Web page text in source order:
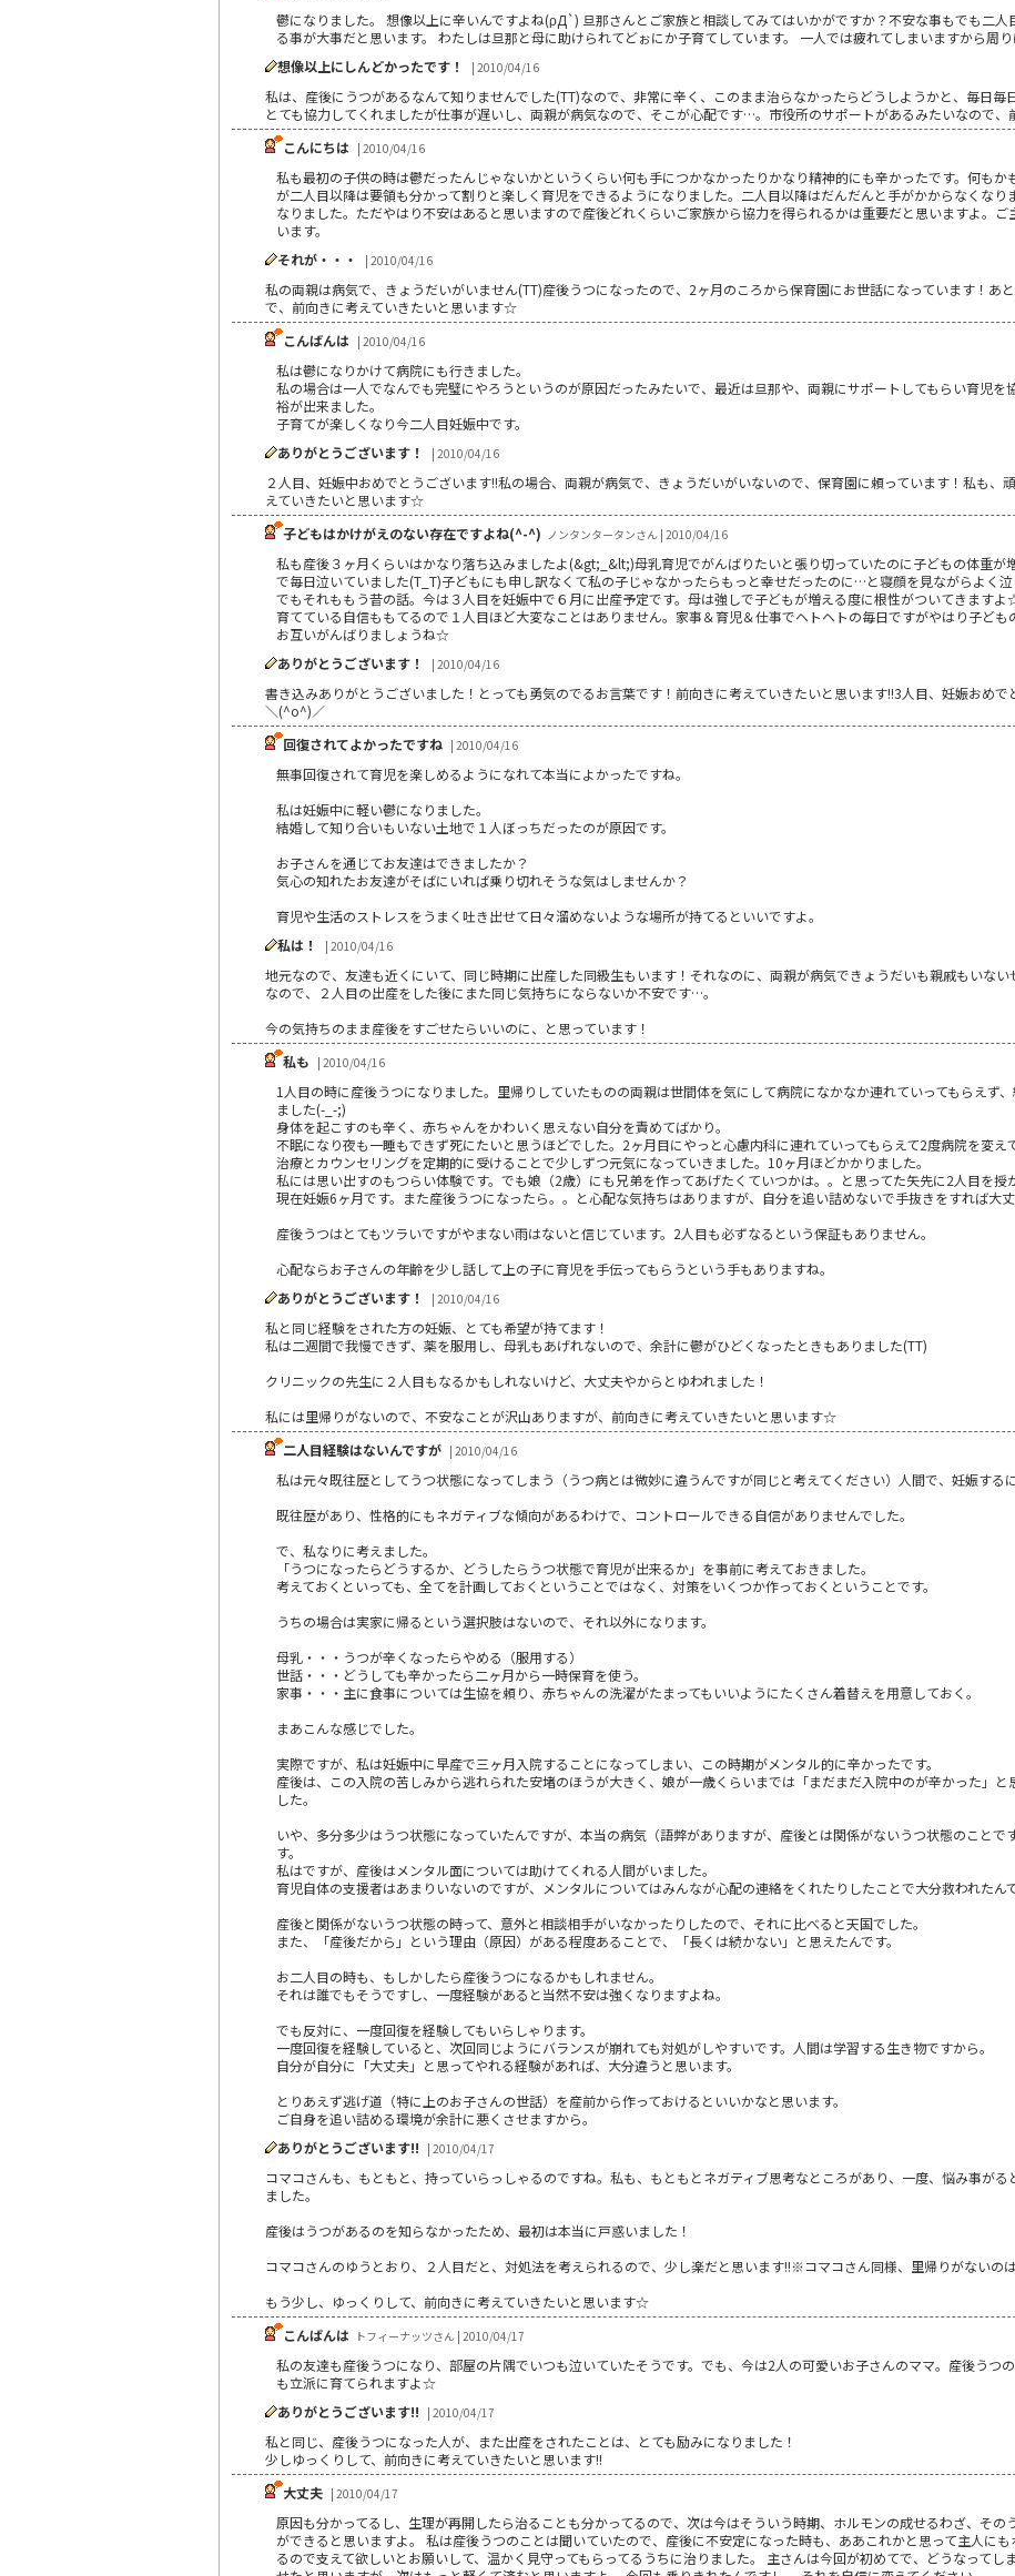
鬱になりました。 想像以上に辛いんですよね(ρД`) 旦那さんとご家族と相談してみてはいかがですか？不安な事もでも二
る事が大事だと思います。 わたしは旦那と母に助けられてどぉにか子育てしています。 一人では疲れてしまいますから周
想像以上にしんどかったです！
| 2010/04/16
私は、産後にうつがあるなんて知りませんでした(TT)なので、非常に辛く、このまま治らなかったらどうしようかと、毎日
とても協力してくれましたが仕事が遅いし、両親が病気なので、そこが心配です…。市役所のサポートがあるみたいなので
こんにちは | 2010/04/16
私も最初の子供の時は鬱だったんじゃないかというくらい何も手につかなかったりかなり精神的にも辛かったです。何も
が二人目以降は要領も分かって割りと楽しく育児をできるようになりました。二人目以降はだんだんと手がかからなくなり
なりました。ただやはり不安はあると思いますので産後どれくらいご家族から協力を得られるかは重要だと思いますよ。
います。
それが・・・
| 2010/04/16
私の両親は病気で、きょうだいがいません(TT)産後うつになったので、2ヶ月のころから保育園にお世話になっています！あ
で、前向きに考えていきたいと思います☆
こんばんは | 2010/04/16
私は鬱になりかけて病院にも行きました。
私の場合は一人でなんでも完璧にやろうというのが原因だったみたいで、最近は旦那や、両親にサポートしてもらい育児を
裕が出来ました。
子育てが楽しくなり今二人目妊娠中です。
ありがとうございます！
| 2010/04/16
２人目、妊娠中おめでとうございます!!私の場合、両親が病気で、きょうだいがいないので、保育園に頼っています！私も、
えていきたいと思います☆
子どもはかけがえのない存在ですよね(^-^) ノンタンタータンさん | 2010/04/16
私も産後３ヶ月くらいはかなり落ち込みましたよ(&gt;_&lt;)母乳育児でがんばりたいと張り切っていたのに子どもの体重が
で毎日泣いていました(T_T)子どもにも申し訳なくて私の子じゃなかったらもっと幸せだったのに…と寝顔を見ながらよく
でもそれももう昔の話。今は３人目を妊娠中で６月に出産予定です。母は強しで子どもが増える度に根性がついてきます
育てている自信ももてるので１人目ほど大変なことはありません。家事＆育児＆仕事でヘトヘトの毎日ですがやはり子ど
お互いがんばりましょうね☆
ありがとうございます！
| 2010/04/16
書き込みありがとうございました！とっても勇気のでるお言葉です！前向きに考えていきたいと思います!!3人目、妊娠おめで
＼(^o^)／
回復されてよかったですね | 2010/04/16
無事回復されて育児を楽しめるようになれて本当によかったですね。
私は妊娠中に軽い鬱になりました。
結婚して知り合いもいない土地で１人ぼっちだったのが原因です。
お子さんを通じてお友達はできましたか？
気心の知れたお友達がそばにいれば乗り切れそうな気はしませんか？
育児や生活のストレスをうまく吐き出せて日々溜めないような場所が持てるといいですよ。
私は！
| 2010/04/16
地元なので、友達も近くにいて、同じ時期に出産した同級生もいます！それなのに、両親が病気できょうだいも親戚もいない
なので、２人目の出産をした後にまた同じ気持ちにならないか不安です…。
今の気持ちのまま産後をすごせたらいいのに、と思っています！
私も | 2010/04/16
1人目の時に産後うつになりました。里帰りしていたものの両親は世間体を気にして病院になかなか連れていってもらえず
ました(-_-;)
身体を起こすのも辛く、赤ちゃんをかわいく思えない自分を責めてばかり。
不眠になり夜も一睡もできず死にたいと思うほどでした。2ヶ月目にやっと心慮内科に連れていってもらえて2度病院を変
治療とカウンセリングを定期的に受けることで少しずつ元気になっていきました。10ヶ月ほどかかりました。
私には思い出すのもつらい体験です。でも娘（2歳）にも兄弟を作ってあげたくていつかは。。と思ってた矢先に2人目を授
現在妊娠6ヶ月です。また産後うつになったら。。と心配な気持ちはありますが、自分を追い詰めないで手抜きをすれば大丈
産後うつはとてもツラいですがやまない雨はないと信じています。2人目も必ずなるという保証もありません。
心配ならお子さんの年齢を少し話して上の子に育児を手伝ってもらうという手もありますね。
ありがとうございます！
| 2010/04/16
私と同じ経験をされた方の妊娠、とても希望が持てます！
私は二週間で我慢できず、薬を服用し、母乳もあげれないので、余計に鬱がひどくなったときもありました(TT)
クリニックの先生に２人目もなるかもしれないけど、大丈夫やからとゆわれました！
私には里帰りがないので、不安なことが沢山ありますが、前向きに考えていきたいと思います☆
二人目経験はないんですが | 2010/04/16
私は元々既往歴としてうつ状態になってしまう（うつ病とは微妙に違うんですが同じと考えてください）人間で、妊娠する
既往歴があり、性格的にもネガティブな傾向があるわけで、コントロールできる自信がありませんでした。
で、私なりに考えました。
「うつになったらどうするか、どうしたらうつ状態で育児が出来るか」を事前に考えておきました。
考えておくといっても、全てを計画しておくということではなく、対策をいくつか作っておくということです。
うちの場合は実家に帰るという選択肢はないので、それ以外になります。
母乳・・・うつが辛くなったらやめる（服用する）
世話・・・どうしても辛かったら二ヶ月から一時保育を使う。
家事・・・主に食事については生協を頼り、赤ちゃんの洗濯がたまってもいいようにたくさん着替えを用意しておく。
まあこんな感じでした。
実際ですが、私は妊娠中に早産で三ヶ月入院することになってしまい、この時期がメンタル的に辛かったです。
産後は、この入院の苦しみから逃れられた安堵のほうが大きく、娘が一歳くらいまでは「まだまだ入院中のが辛かった」と
した。
いや、多分多少はうつ状態になっていたんですが、本当の病気（語弊がありますが、産後とは関係がないうつ状態のことで
す。
私はですが、産後はメンタル面については助けてくれる人間がいました。
育児自体の支援者はあまりいないのですが、メンタルについてはみんなが心配の連絡をくれたりしたことで大分救われたんで
産後と関係がないうつ状態の時って、意外と相談相手がいなかったりしたので、それに比べると天国でした。
また、「産後だから」という理由（原因）がある程度あることで、「長くは続かない」と思えたんです。
お二人目の時も、もしかしたら産後うつになるかもしれません。
それは誰でもそうですし、一度経験があると当然不安は強くなりますよね。
でも反対に、一度回復を経験してもいらしゃります。
一度回復を経験していると、次回同じようにバランスが崩れても対処がしやすいです。人間は学習する生き物ですから。
自分が自分に「大丈夫」と思ってやれる経験があれば、大分違うと思います。
とりあえず逃げ道（特に上のお子さんの世話）を産前から作っておけるといいかなと思います。
ご自身を追い詰める環境が余計に悪くさせますから。
ありがとうございます!! | 2010/04/17
コマコさんも、もともと、持っていらっしゃるのですね。私も、もともとネガティブ思考なところがあり、一度、悩み事が
ました。
産後はうつがあるのを知らなかったため、最初は本当に戸惑いました！
コマコさんのゆうとおり、２人目だと、対処法を考えられるので、少し楽だと思います!!※コマコさん同様、里帰りがないの
もう少し、ゆっくりして、前向きに考えていきたいと思います☆
こんばんは トフィーナッツさん | 2010/04/17
私の友達も産後うつになり、部屋の片隅でいつも泣いていたそうです。でも、今は2人の可愛いお子さんのママ。産後うつ
も立派に育てられますよ☆
ありがとうございます!! | 2010/04/17
私と同じ、産後うつになった人が、また出産をされたことは、とても励みになりました！
少しゆっくりして、前向きに考えていきたいと思います!!
大丈夫 | 2010/04/17
原因も分かってるし、生理が再開したら治ることも分かってるので、次は今はそういう時期、ホルモンの成せるわざ、その
ができると思いますよ。 私は産後うつのことは聞いていたので、産後に不安定になった時も、ああこれかと思って主人に
るので支えて欲しいとお願いして、温かく見守ってもらってるうちに治りました。 主さんは今回が初めてで、どうなってし